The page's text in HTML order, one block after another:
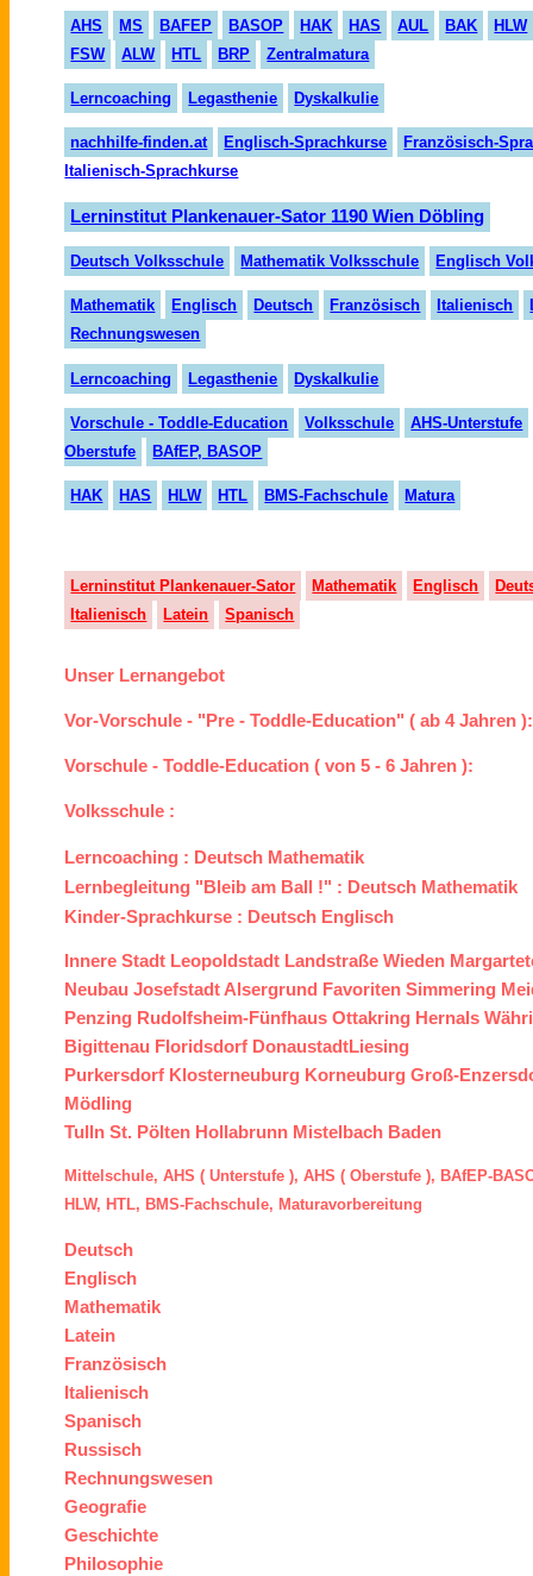
AHS MS BAFEP BASOP HAK HAS AUL BAK
HLW
FSW
ALW HTL BRP Zentralmatura
Lerncoaching Legasthenie Dyskalkulie
nachhilfe-finden.at Englisch-Sprachkurse
Französisch-
Italienisch-Sprachkurse
Lerninstitut Plankenauer-Sator 1190 Wien Döbling
Deutsch Volksschule Mathematik Volksschule Englisch
Mathematik Englisch Deutsch Französisch Italienisch
Rechnungswesen
Lerncoaching Legasthenie Dyskalkulie
Vorschule - Toddle-Education Volksschule
AHS-Unterstufe
Oberstufe
BAfEP, BASOP
HAK HAS HLW HTL BMS-Fachschule Matura
Lerninstitut Plankenauer-Sator Mathematik Englisch
Italienisch
Latein Spanisch
Unser Lernangebot
Vor-Vorschule - "Pre - Toddle-Education" ( ab 4 Jahren ):
Vorschule - Toddle-Education ( von 5 - 6 Jahren ):
Volksschule :
Lerncoaching : Deutsch Mathematik
Lernbegleitung "Bleib am Ball !" : Deutsch Mathematik
Kinder-Sprachkurse : Deutsch Englisch
Innere Stadt Leopoldstadt Landstraße Wieden
Neubau Josefstadt Alsergrund Favoriten Simmering
Penzing Rudolfsheim-Fünfhaus Ottakring Hernals
Bigittenau Floridsdorf DonaustadtLiesing
Purkersdorf Klosterneuburg Korneuburg Groß-
Mödling
Tulln St. Pölten Hollabrunn Mistelbach Baden
Mittelschule, AHS ( Unterstufe ), AHS ( Oberstufe ), BAfEP-
HLW, HTL, BMS-Fachschule, Maturavorbereitung
Deutsch
Englisch
Mathematik
Latein
Französisch
Italienisch
Spanisch
Russisch
Rechnungswesen
Geografie
Geschichte
Philosophie